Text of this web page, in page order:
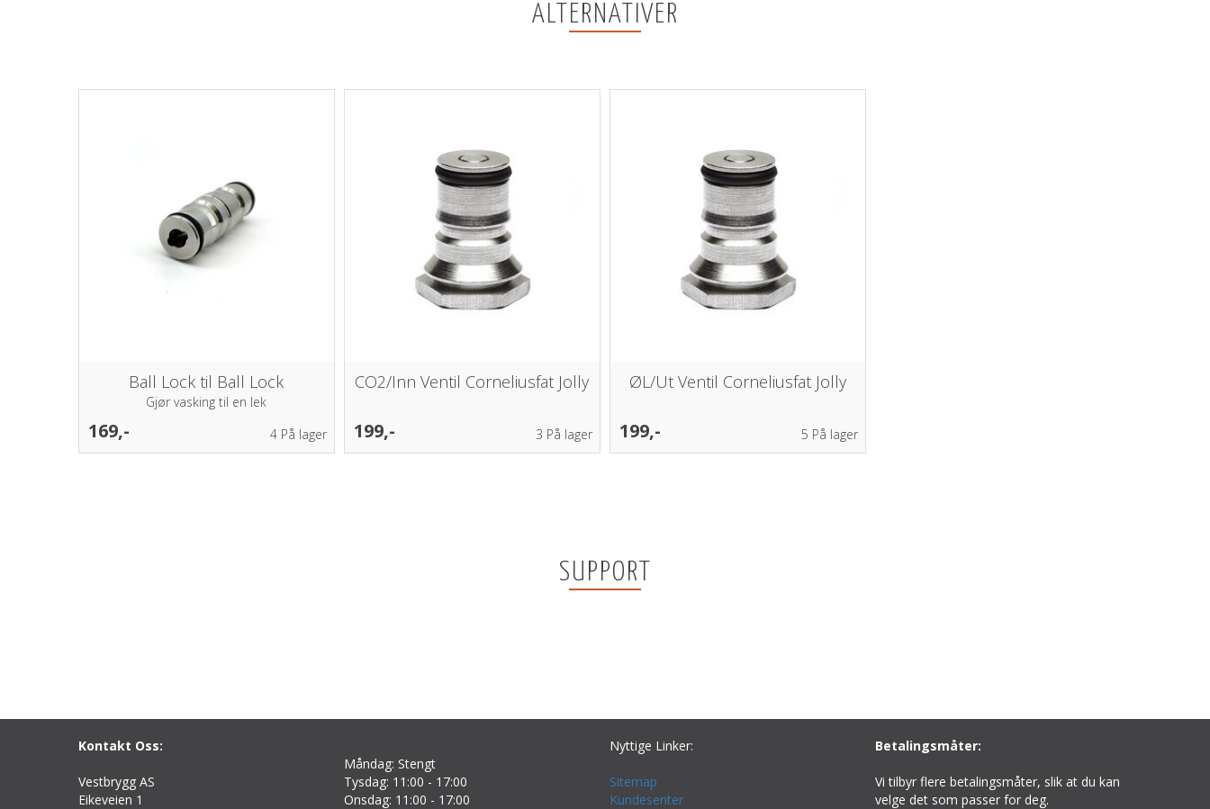
ALTERNATIVER
Ball Lock til Ball Lock
Gjør vasking til en lek
169,- 4På lager
CO2/Inn Ventil Corneliusfat Jolly
199,- 3 På lager
ØL/Ut Ventil Corneliusfat Jolly
199,- 5 På lager
SUPPORT
Kontakt Oss:
Vestbrygg AS
Eikeveien 1
Måndag: Stengt
Tysdag: 11:00 - 17:00
Onsdag: 11:00 - 17:00
Nyttige Linker:
Sitemap
Kundesenter
Betalingsmåter:
Vi tilbyr flere betalingsmåter, slik at du kan
velge det som passer for deg.